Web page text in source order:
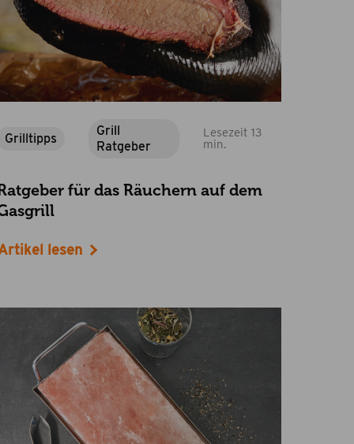
Grilltipps
Grill
Ratgeber
Lesezeit 13
min.
für das Räuchern auf dem
lesen